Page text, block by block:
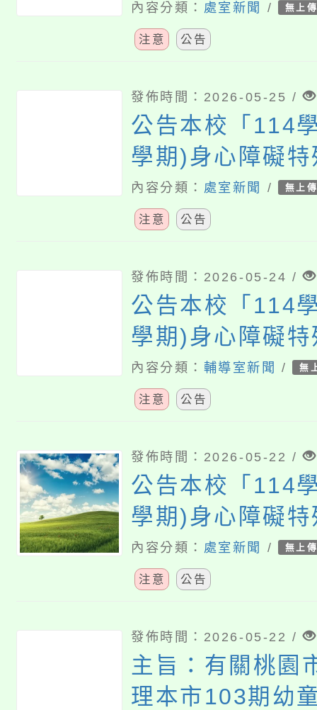
方案」特教學生
務第17次甄選結
內容分類： 處室新聞 / 無上
注意 公告
發佈時間：2026-05-25 /
公告本校「114
學期)身心障礙
方案」特教學生
務第16次甄選結
內容分類： 處室新聞 / 無上
注意 公告
發佈時間：2026-05-24 /
公告本校「114
學期)身心障礙
方案」特教學生
務第15次甄選結
內容分類： 輔導室新聞 / 無
注意 公告
發佈時間：2026-05-22 /
公告本校「114
學期)身心障礙
方案」特教學生
務第1４次甄選
內容分類： 處室新聞 / 無上
注意 公告
發佈時間：2026-05-22 /
主旨：有關桃園
理本市103期幼